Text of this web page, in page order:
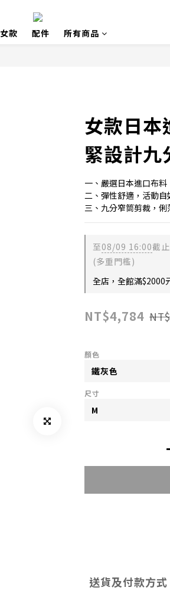
女款 配件 所有商品
女款日本
緊設計九
一、嚴選日本進口布料
二、彈性舒適，活動自
三、九分窄筒剪裁，俐
至08/09 16:00截止
(多重門檻)
全店，全館滿$2000
NT$4,784
顏色
尺寸
送貨及付款方式